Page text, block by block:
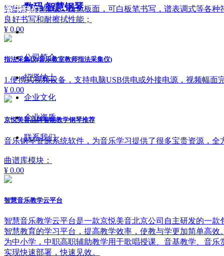
智能音乐示教板，白色板面，可白板笔书写，谱表调式等各
良好书写和耐擦拭性能；
¥ 0.00
指法采集仪(音乐教室教师指法采集仪)
1.便携式视频设备，支持电脑USB供电或外接电源，视频幅面
¥ 0.00
京悦美音品牌智能教学钢琴推荐
音乐钢琴资源系统软件，为音乐学习提供了很多宝贵资源，
曲谱库模块：
¥ 0.00
智慧音乐教学云平台
智慧音乐教学云平台是一款京悦美音北京公司自主研发的一
智慧教育的学习平台，提高教学效率，使教与学更加简单高效
为中小学，中职高职辅助教学用于歌唱授课、音基教学、音
实现快速部署，快速见效。
数码/智慧钢琴
关于我们
▁▁
公司简介
招贤纳士
企业文化
企业资质
联系我们